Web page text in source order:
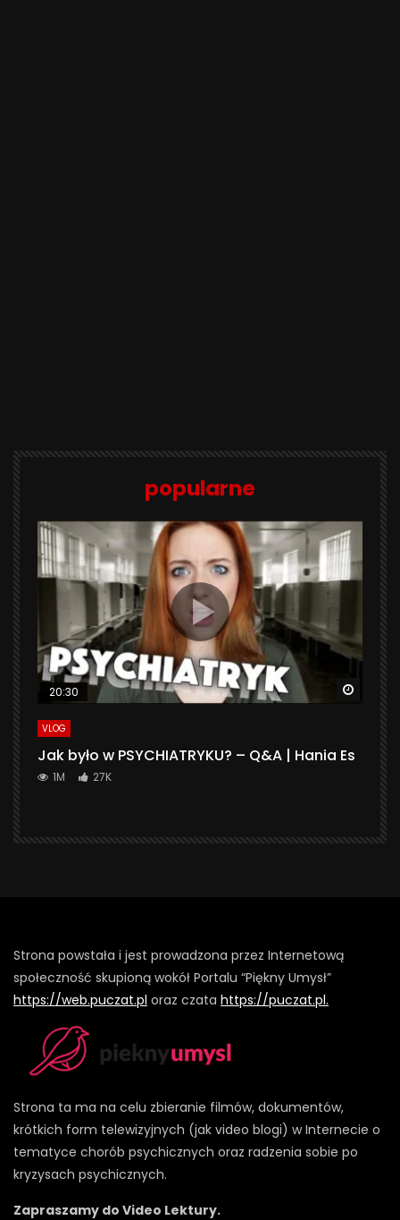
popularne
20:30
VLOG
Jak było w PSYCHIATRYKU? – Q&A | Hania Es
1M 27K
Strona powstała i jest prowadzona przez Internetową
społeczność skupioną wokół Portalu “Piękny Umysł”
https://web.puczat.pl oraz czata https://puczat.pl.
Strona ta ma na celu zbieranie filmów, dokumentów,
krótkich form telewizyjnych (jak video blogi) w Internecie o
tematyce chorób psychicznych oraz radzenia sobie po
kryzysach psychicznych.
Zapraszamy do Video Lektury.